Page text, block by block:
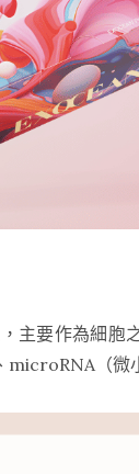
主要作為細胞
（微